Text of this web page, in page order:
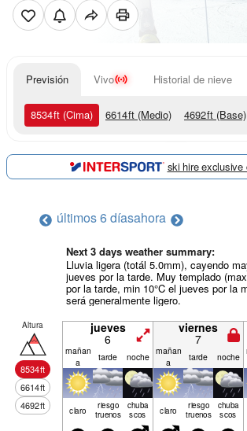
Previsión Vivo Historial de nieve
8534ft (Cima) 6614ft (Medio) 4692ft (Base)
ski hire exclusive
últimos 6 díasahora
Next 3 days weather summary:
Lluvia ligera (totál 5.0mm), cayendo
jueves por la tarde. Muy templado
por la tarde, min 10°C el jueves por la
será generalmente ligero.
Altura
8534ft
6614ft
4692ft
jueves
6
viernes
7
mañan
a
tarde noche mañan
a
tarde noche
claro riesgo
truenos
chuba
scos claro riesgo
truenos
chuba
scos